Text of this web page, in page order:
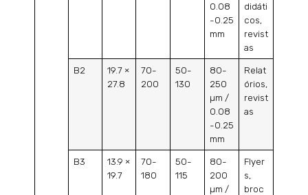
0.08
-0.25
mm
didáti
cos,
revist
as
B2
19.7 ×
27.8
70-
200
50-
130
80-
250
µm /
0.08
-0.25
mm
Relat
órios,
revist
as
B3
13.9 ×
19.7
70-
180
50-
115
80-
200
µm /
Flyer
s,
broc